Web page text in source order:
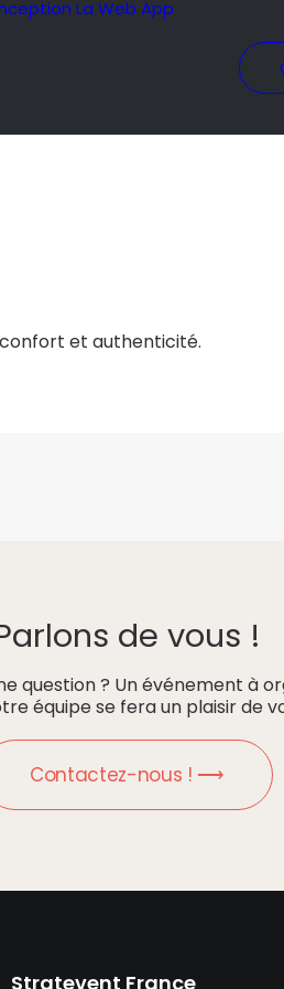
La Web App
et authenticité.
de vous !
question ? Un événement à
équipe se fera un plaisir de
Contactez-nous ! ⟶
Stratevent France